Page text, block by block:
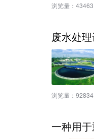
浏览量： 43463
废水处
浏览量： 92834
一种用